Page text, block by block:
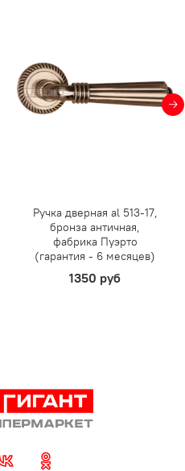
Ручка дверная al 513-17,
бронза античная,
фабрика Пуэрто
(гарантия - 6 месяцев)
1350 руб